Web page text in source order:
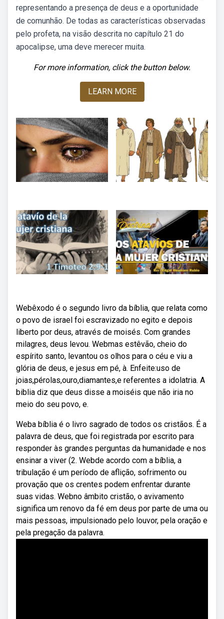
representando a presença de deus e a oportunidade
de comunhão. De todas as características observadas
pelo profeta, na visão descrita no capítulo 21 do
apocalipse, uma deve merecer muita.
For more information, click the button below.
LEARN MORE
Webêxodo é o segundo livro da bíblia, que relata como
o povo de israel foi escravizado no egito e depois
liberto por deus, através de moisés. Com grandes
milagres, deus levou. Webmas estêvão, cheio do
espírito santo, levantou os olhos para o céu e viu a
glória de deus, e jesus em pé, à. Enfeite:uso de
joias,pérolas,ouro,diamantes,e referentes a idolatria. A
biblia diz que deus disse a moiséis que não iria no
meio do seu povo, e.
Weba bíblia é o livro sagrado de todos os cristãos. É a
palavra de deus, que foi registrada por escrito para
responder às grandes perguntas da humanidade e nos
ensinar a viver (2. Webde acordo com a bíblia, a
tribulação é um período de aflição, sofrimento ou
provação que os crentes podem enfrentar durante
suas vidas. Webno âmbito cristão, o avivamento
significa um renovo da fé em deus por parte de uma ou
mais pessoas, impulsionado pelo louvor, pela oração e
pela pregação da palavra.